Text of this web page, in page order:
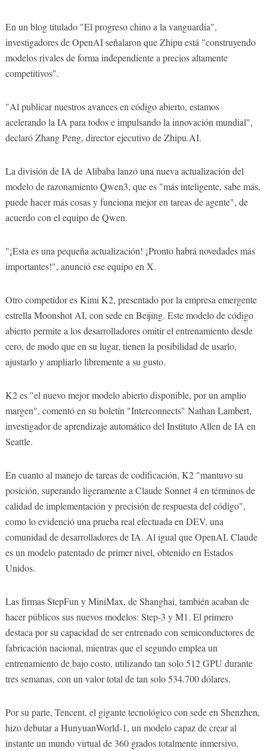
En un blog titulado "El progreso chino a la vanguardia",
investigadores de OpenAI señalaron que Zhipu está "construyendo
modelos rivales de forma independiente a precios altamente
competitivos".
"Al publicar nuestros avances en código abierto, estamos
acelerando la IA para todos e impulsando la innovación mundial",
declaró Zhang Peng, director ejecutivo de Zhipu.AI.
La división de IA de Alibaba lanzó una nueva actualización del
modelo de razonamiento Qwen3, que es "más inteligente, sabe más,
puede hacer más cosas y funciona mejor en tareas de agente", de
acuerdo con el equipo de Qwen.
"¡Esta es una pequeña actualización! ¡Pronto habrá novedades más
importantes!", anunció ese equipo en X.
Otro competidor es Kimi K2, presentado por la empresa emergente
estrella Moonshot AI, con sede en Beijing. Este modelo de código
abierto permite a los desarrolladores omitir el entrenamiento desde
cero, de modo que en su lugar, tienen la posibilidad de usarlo,
ajustarlo y ampliarlo libremente a su gusto.
K2 es "el nuevo mejor modelo abierto disponible, por un amplio
margen", comentó en su boletín "Interconnects" Nathan Lambert,
investigador de aprendizaje automático del Instituto Allen de IA en
Seattle.
En cuanto al manejo de tareas de codificación, K2 "mantuvo su
posición, superando ligeramente a Claude Sonnet 4 en términos de
calidad de implementación y precisión de respuesta del código",
como lo evidenció una prueba real efectuada en DEV, una
comunidad de desarrolladores de IA. Al igual que OpenAI, Claude
es un modelo patentado de primer nivel, obtenido en Estados
Unidos.
Las firmas StepFun y MiniMax, de Shanghai, también acaban de
hacer públicos sus nuevos modelos: Step-3 y M1. El primero
destaca por su capacidad de ser entrenado con semiconductores de
fabricación nacional, mientras que el segundo emplea un
entrenamiento de bajo costo, utilizando tan solo 512 GPU durante
tres semanas, con un valor total de tan solo 534.700 dólares.
Por su parte, Tencent, el gigante tecnológico con sede en Shenzhen,
hizo debutar a HunyuanWorld-1, un modelo capaz de crear al
instante un mundo virtual de 360 grados totalmente inmersivo,